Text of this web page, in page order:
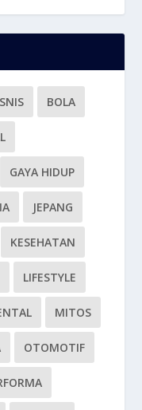
BOLA
GAYA HIDUP
JEPANG
KESEHATAN
LIFESTYLE
MITOS
OTOMOTIF